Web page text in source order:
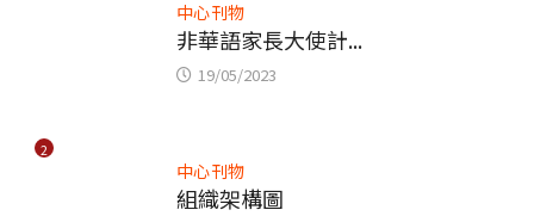
中心刊物
非華語家長大使計...
19/05/2023
2
中心刊物
組織架構圖